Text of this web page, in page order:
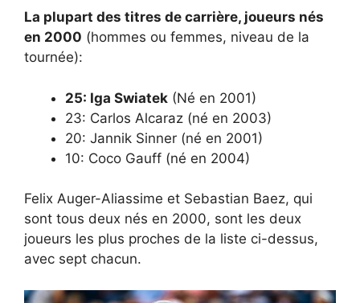
La plupart des titres de carrière, joueurs nés
en 2000 (hommes ou femmes, niveau de la
tournée):
25: Iga Swiatek (Né en 2001)
23: Carlos Alcaraz (né en 2003)
20: Jannik Sinner (né en 2001)
10: Coco Gauff (né en 2004)
Felix Auger-Aliassime et Sebastian Baez, qui
sont tous deux nés en 2000, sont les deux
joueurs les plus proches de la liste ci-dessus,
avec sept chacun.